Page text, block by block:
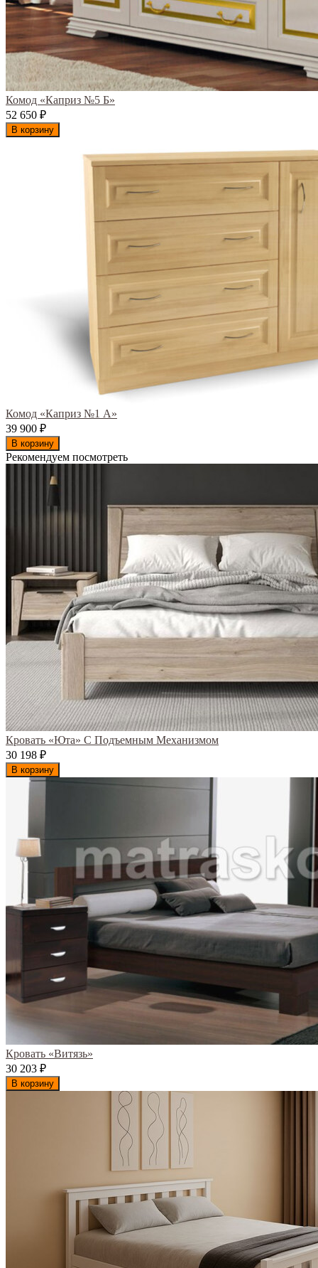
Комод «Каприз №5 Б»
52 650 ₽
В корзину
Комод «Каприз №1 А»
39 900 ₽
В корзину
Рекомендуем посмотреть
Кровать «Юта» С Подъемным Механизмом
30 198 ₽
В корзину
Кровать «Витязь»
30 203 ₽
В корзину